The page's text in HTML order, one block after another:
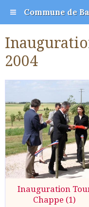
Commune de
2004
Inauguration
Chappe (1)